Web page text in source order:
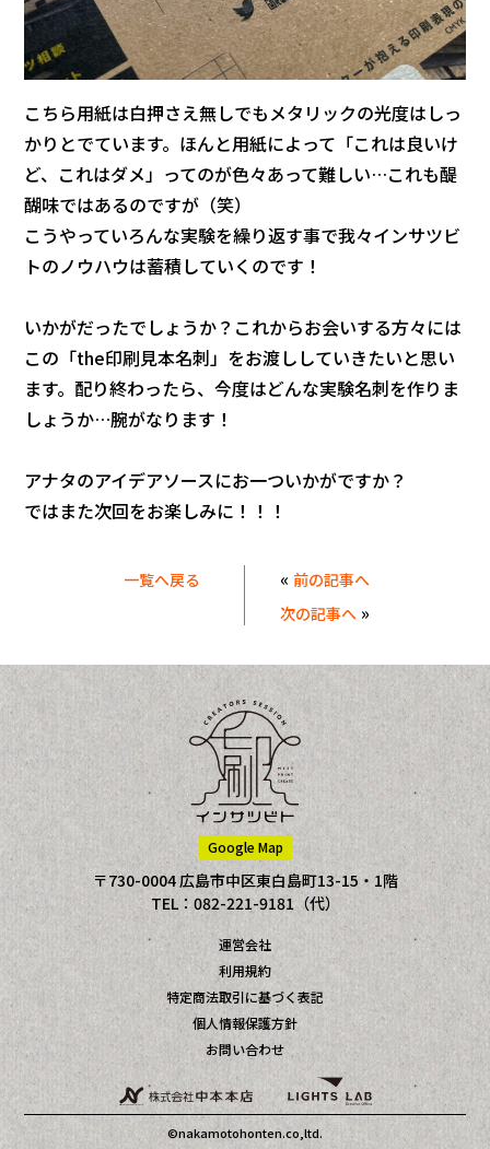
こちら用紙は白押さえ無しでもメタリックの光度はしっ
かりとでています。ほんと用紙によって「これは良いけ
ど、これはダメ」ってのが色々あって難しい…これも醍
醐味ではあるのですが（笑）
こうやっていろんな実験を繰り返す事で我々インサツビ
トのノウハウは蓄積していくのです！
いかがだったでしょうか？これからお会いする方々には
この「the印刷見本名刺」をお渡ししていきたいと思い
ます。配り終わったら、今度はどんな実験名刺を作りま
しょうか…腕がなります！
アナタのアイデアソースにお一ついかがですか？
ではまた次回をお楽しみに！！！
一覧へ戻る « 前の記事へ
次の記事へ »
Google Map
〒730-0004 広島市中区東白島町13-15・1階
TEL：082-221-9181（代）
運営会社
利用規約
特定商法取引に基づく表記
個人情報保護方針
お問い合わせ
©nakamotohonten.co,ltd.